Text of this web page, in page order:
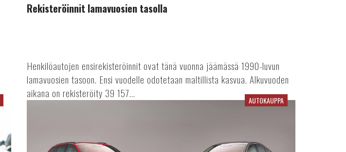
Rekisteröinnit lamavuosien tasolla
Henkilöautojen ensirekisteröinnit ovat tänä vuonna jäämässä 1990-luvun
lamavuosien tasoon. Ensi vuodelle odotetaan maltillista kasvua. Alkuvuoden
aikana on rekisteröity 39 157...
rekisteröinteihin
AUTOKAUPPA